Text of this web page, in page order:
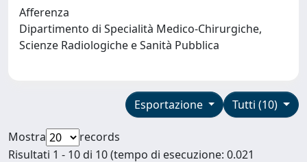
Afferenza
Dipartimento di Specialità Medico-Chirurgiche,
Scienze Radiologiche e Sanità Pubblica
Tutti (10)
Esportazione
Mostra
records
Risultati 1 - 10 di 10 (tempo di esecuzione: 0.021